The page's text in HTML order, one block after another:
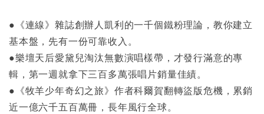
●《連線》雜誌創辦人凱利的一千個鐵粉理論，教你建立
基本盤，先有一份可靠收入。
●樂壇天后愛黛兒淘汰無數演唱樣帶，才發行滿意的專
輯，第一週就拿下三百多萬張唱片銷量佳績。
●《牧羊少年奇幻之旅》作者科爾賀翻轉盜版危機，累銷
近一億六千五百萬冊，長年風行全球。